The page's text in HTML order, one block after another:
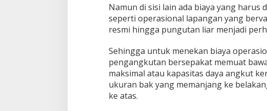
D
L
2
2
7
Namun di sisi lain ada biaya yang
seperti operasional lapangan yang
resmi hingga pungutan liar menjadi
Sehingga untuk menekan biaya
pengangkutan bersepakat memuat
maksimal atau kapasitas daya angkut
ukuran bak yang memanjang ke
ke atas.